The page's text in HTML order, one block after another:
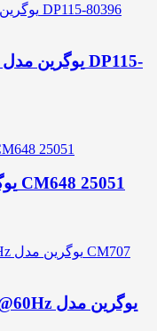
مبدل 3.0 USB به 2.5G/LAN یوگرین CM648 25051